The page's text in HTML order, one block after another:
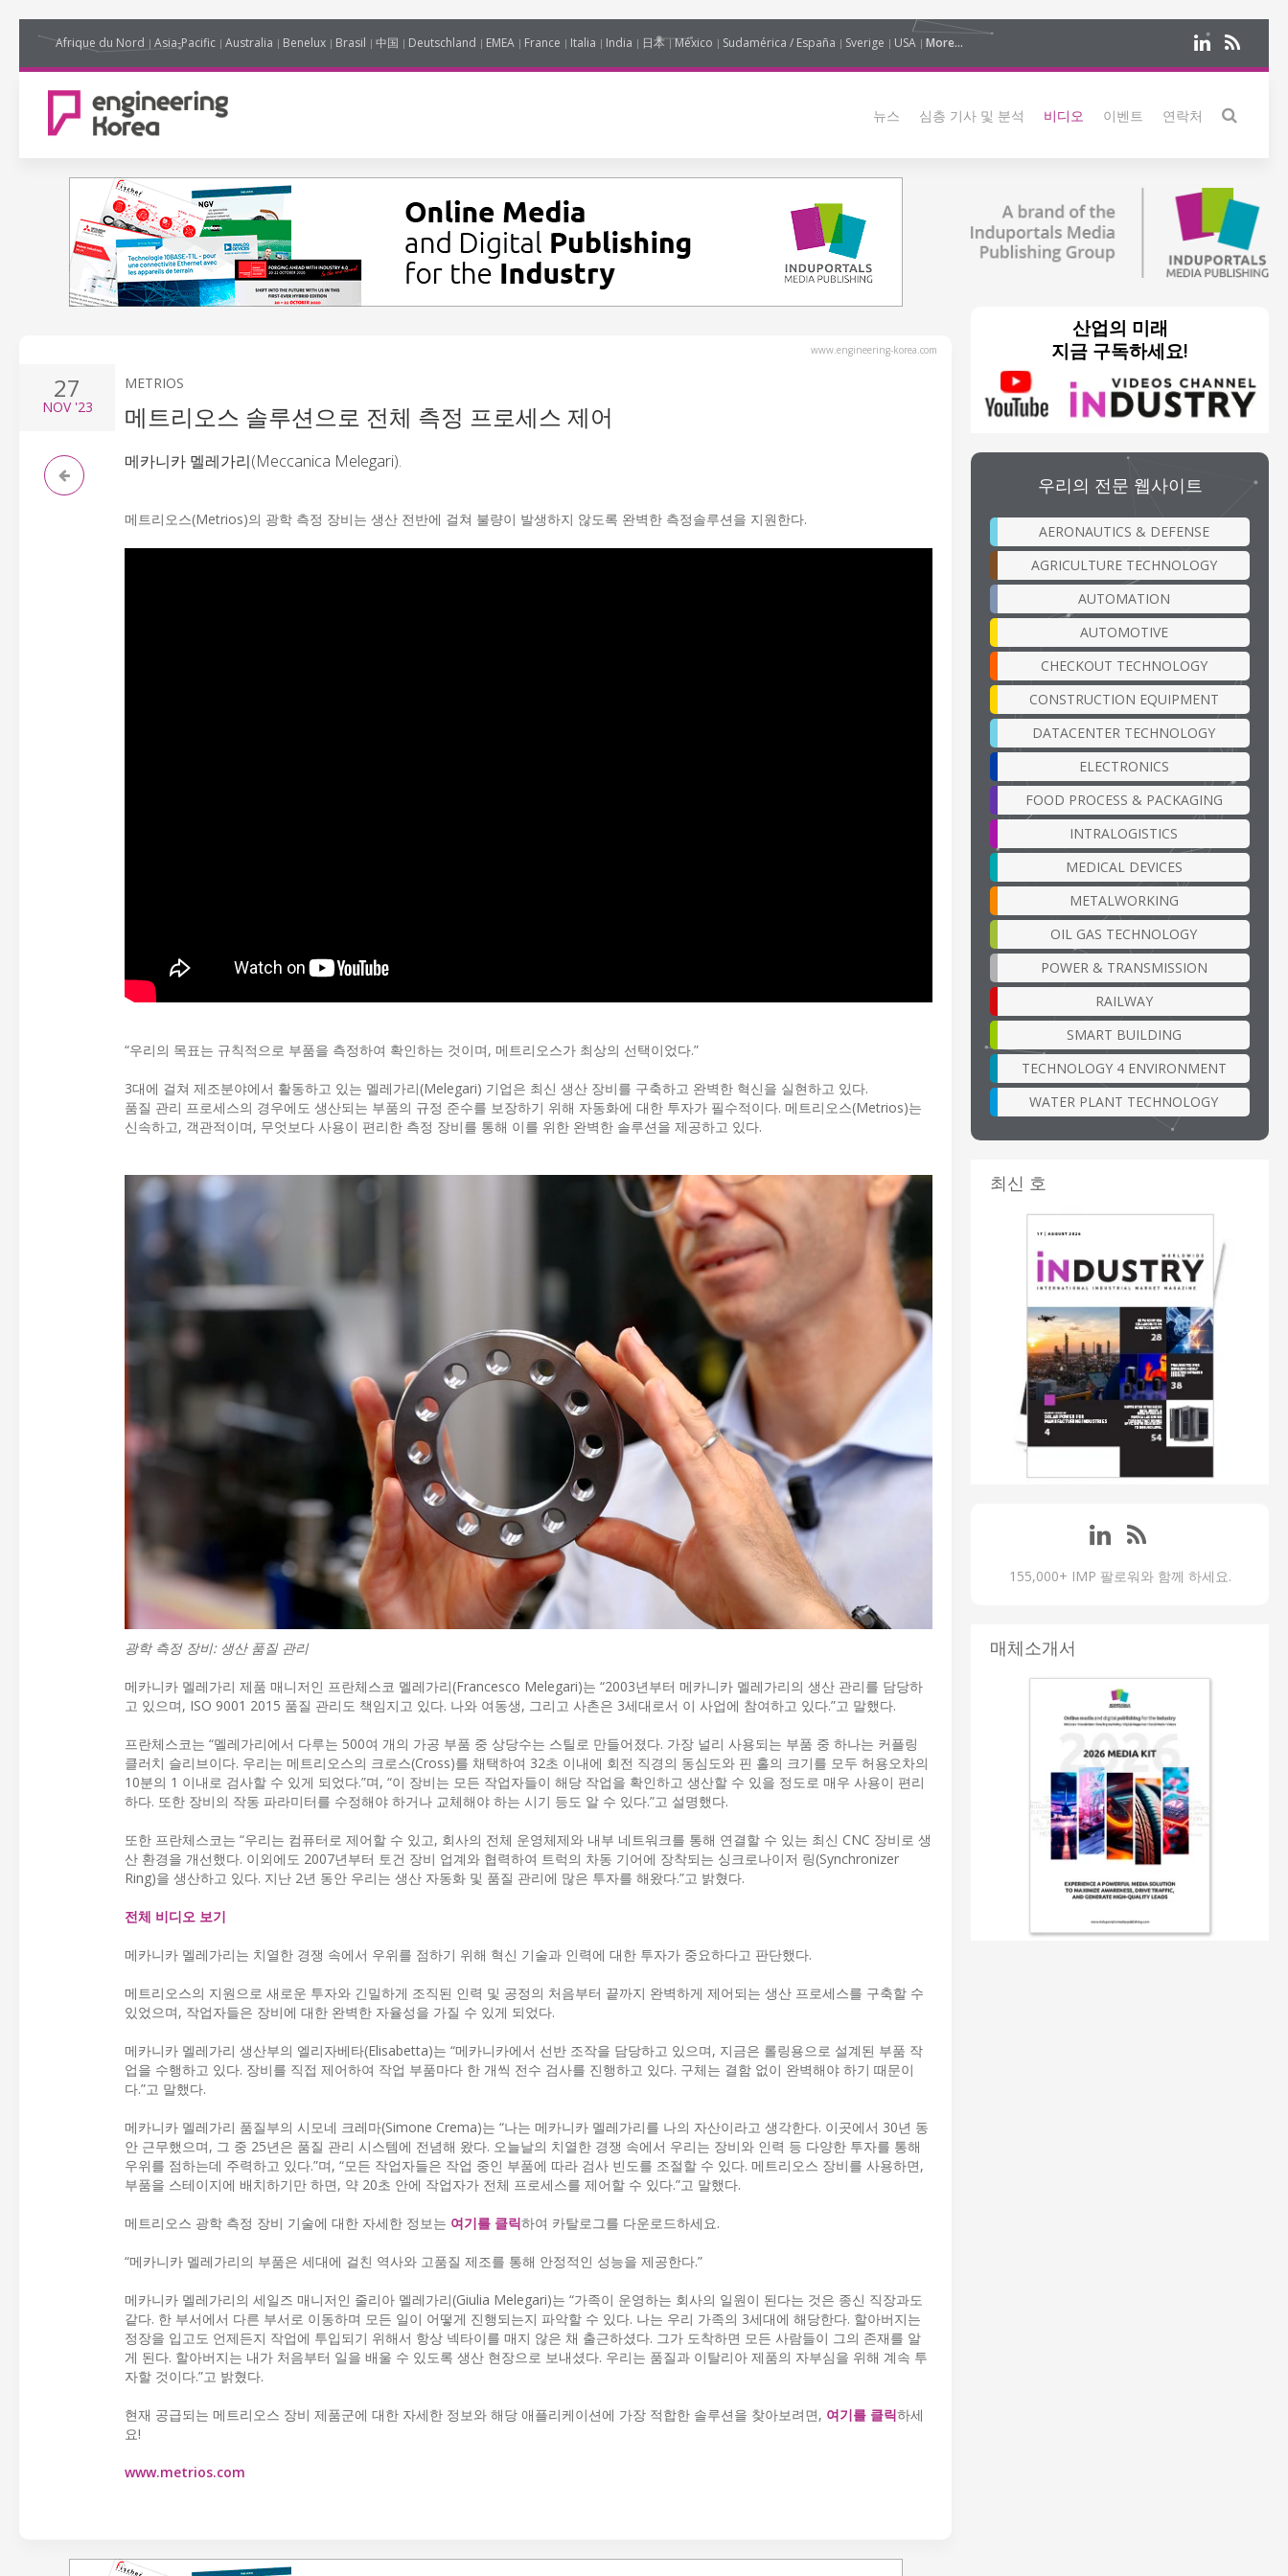
Afrique du Nord Asia-Pacific Australia Benelux Brasil 中国 Deutschland EMEA France Italia India 日本 México Sudamérica / España Sverige USA More...
뉴스 심층 기사 및 분석 비디오 이벤트 연락처
www.engineering-korea.com
27
NOV'23
METRIOS
메트리오스 솔루션으로 전체 측정 프로세스 제어
메카니카 멜레가리(Meccanica Melegari).
메트리오스(Metrios)의 광학 측정 장비는 생산 전반에 걸쳐 불량이 발생하지 않도록 완벽한 측정솔루션을 지원한다.
“우리의 목표는 규칙적으로 부품을 측정하여 확인하는 것이며, 메트리오스가 최상의 선택이었다.”
3대에 걸쳐 제조분야에서 활동하고 있는 멜레가리(Melegari) 기업은 최신 생산 장비를 구축하고 완벽한 혁신을 실현하고 있다.
품질 관리 프로세스의 경우에도 생산되는 부품의 규정 준수를 보장하기 위해 자동화에 대한 투자가 필수적이다. 메트리오스(Metrios)는
신속하고, 객관적이며, 무엇보다 사용이 편리한 측정 장비를 통해 이를 위한 완벽한 솔루션을 제공하고 있다.
광학 측정 장비: 생산 품질 관리
메카니카 멜레가리 제품 매니저인 프란체스코 멜레가리(Francesco Melegari)는 “2003년부터 메카니카 멜레가리의 생산 관리를 담당하
고 있으며, ISO 9001 2015 품질 관리도 책임지고 있다. 나와 여동생, 그리고 사촌은 3세대로서 이 사업에 참여하고 있다.”고 말했다.
프란체스코는 “멜레가리에서 다루는 500여 개의 가공 부품 중 상당수는 스틸로 만들어졌다. 가장 널리 사용되는 부품 중 하나는 커플링
클러치 슬리브이다. 우리는 메트리오스의 크로스(Cross)를 채택하여 32초 이내에 회전 직경의 동심도와 핀 홀의 크기를 모두 허용오차의
10분의 1 이내로 검사할 수 있게 되었다.”며, “이 장비는 모든 작업자들이 해당 작업을 확인하고 생산할 수 있을 정도로 매우 사용이 편리
하다. 또한 장비의 작동 파라미터를 수정해야 하거나 교체해야 하는 시기 등도 알 수 있다.”고 설명했다.
또한 프란체스코는 “우리는 컴퓨터로 제어할 수 있고, 회사의 전체 운영체제와 내부 네트워크를 통해 연결할 수 있는 최신 CNC 장비로 생
산 환경을 개선했다. 이외에도 2007년부터 토건 장비 업계와 협력하여 트럭의 차동 기어에 장착되는 싱크로나이저 링(Synchronizer
Ring)을 생산하고 있다. 지난 2년 동안 우리는 생산 자동화 및 품질 관리에 많은 투자를 해왔다.”고 밝혔다.
전체 비디오 보기
메카니카 멜레가리는 치열한 경쟁 속에서 우위를 점하기 위해 혁신 기술과 인력에 대한 투자가 중요하다고 판단했다.
메트리오스의 지원으로 새로운 투자와 긴밀하게 조직된 인력 및 공정의 처음부터 끝까지 완벽하게 제어되는 생산 프로세스를 구축할 수
있었으며, 작업자들은 장비에 대한 완벽한 자율성을 가질 수 있게 되었다.
메카니카 멜레가리 생산부의 엘리자베타(Elisabetta)는 “메카니카에서 선반 조작을 담당하고 있으며, 지금은 롤링용으로 설계된 부품 작
업을 수행하고 있다. 장비를 직접 제어하여 작업 부품마다 한 개씩 전수 검사를 진행하고 있다. 구체는 결함 없이 완벽해야 하기 때문이
다.”고 말했다.
메카니카 멜레가리 품질부의 시모네 크레마(Simone Crema)는 “나는 메카니카 멜레가리를 나의 자산이라고 생각한다. 이곳에서 30년 동
안 근무했으며, 그 중 25년은 품질 관리 시스템에 전념해 왔다. 오늘날의 치열한 경쟁 속에서 우리는 장비와 인력 등 다양한 투자를 통해
우위를 점하는데 주력하고 있다.”며, “모든 작업자들은 작업 중인 부품에 따라 검사 빈도를 조절할 수 있다. 메트리오스 장비를 사용하면,
부품을 스테이지에 배치하기만 하면, 약 20초 안에 작업자가 전체 프로세스를 제어할 수 있다.”고 말했다.
메트리오스 광학 측정 장비 기술에 대한 자세한 정보는 여기를 클릭하여 카탈로그를 다운로드하세요.
“메카니카 멜레가리의 부품은 세대에 걸친 역사와 고품질 제조를 통해 안정적인 성능을 제공한다.”
메카니카 멜레가리의 세일즈 매니저인 줄리아 멜레가리(Giulia Melegari)는 “가족이 운영하는 회사의 일원이 된다는 것은 종신 직장과도
같다. 한 부서에서 다른 부서로 이동하며 모든 일이 어떻게 진행되는지 파악할 수 있다. 나는 우리 가족의 3세대에 해당한다. 할아버지는
정장을 입고도 언제든지 작업에 투입되기 위해서 항상 넥타이를 매지 않은 채 출근하셨다. 그가 도착하면 모든 사람들이 그의 존재를 알
게 된다. 할아버지는 내가 처음부터 일을 배울 수 있도록 생산 현장으로 보내셨다. 우리는 품질과 이탈리아 제품의 자부심을 위해 계속 투
자할 것이다.”고 밝혔다.
현재 공급되는 메트리오스 장비 제품군에 대한 자세한 정보와 해당 애플리케이션에 가장 적합한 솔루션을 찾아보려면, 여기를 클릭하세
요!
www.metrios.com
산업의 미래
지금 구독하세요!
우리의 전문 웹사이트
AERONAUTICS & DEFENSE
AGRICULTURE TECHNOLOGY
AUTOMATION
AUTOMOTIVE
CHECKOUT TECHNOLOGY
CONSTRUCTION EQUIPMENT
DATACENTER TECHNOLOGY
ELECTRONICS
FOOD PROCESS & PACKAGING
INTRALOGISTICS
MEDICAL DEVICES
METALWORKING
OIL GAS TECHNOLOGY
POWER & TRANSMISSION
RAILWAY
SMART BUILDING
TECHNOLOGY 4 ENVIRONMENT
WATER PLANT TECHNOLOGY
최신 호
155,000+ IMP 팔로워와 함께 하세요.
매체소개서